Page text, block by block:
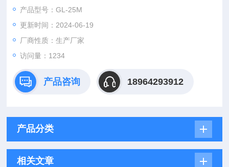
产品型号：GL-25M
更新时间：2024-06-19
厂商性质：生产厂家
访问量：1234
产品咨询 18964293912
产品分类
相关文章